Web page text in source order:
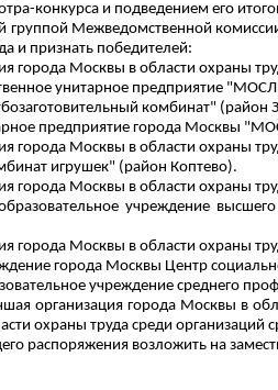
конкурса и подведением его
группой Межведомственной
и признать победителей:
города Москвы в области охраны
унитарное предприятие
комбинат" (район
предприятие города Москвы
города Москвы в области охраны
игрушек" (район Коптево).
города Москвы в области охраны
учреждение
города Москвы в области охраны
города Москвы Центр
учреждение среднего
организация города Москвы в
охраны труда среди
распоряжения возложить на